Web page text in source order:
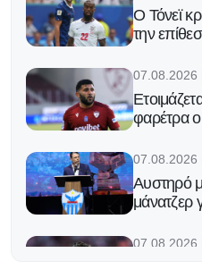
Ο Τόνεϊ
την
07.08.2026
φαρέτρα
07.08.2026
Αυστηρό
μάνατζερ
07.08.2026